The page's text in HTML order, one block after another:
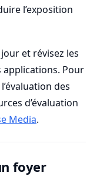
l’exposition
et révisez les
Pour
des
d’évaluation
Media.
foyer